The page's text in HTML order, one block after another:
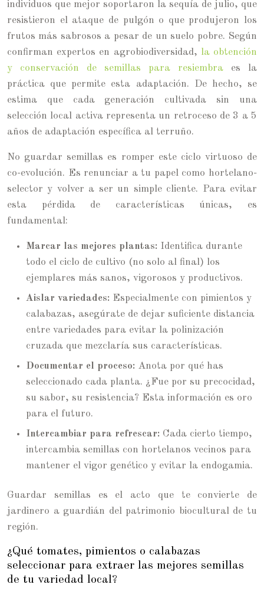
individuos que mejor soportaron la sequía de julio, que
resistieron el ataque de pulgón o que produjeron los
frutos más sabrosos a pesar de un suelo pobre. Según
confirman expertos en agrobiodiversidad, la obtención
y conservación de semillas para resiembra es la
práctica que permite esta adaptación. De hecho, se
estima que cada generación cultivada sin una
selección local activa representa un retroceso de 3 a 5
años de adaptación específica al terruño.
No guardar semillas es romper este ciclo virtuoso de
co-evolución. Es renunciar a tu papel como hortelano-
selector y volver a ser un simple cliente. Para evitar
esta pérdida de características únicas, es
fundamental:
Marcar las mejores plantas: Identifica durante
todo el ciclo de cultivo (no solo al final) los
ejemplares más sanos, vigorosos y productivos.
Aislar variedades: Especialmente con pimientos y
calabazas, asegúrate de dejar suficiente distancia
entre variedades para evitar la polinización
cruzada que mezclaría sus características.
Documentar el proceso: Anota por qué has
seleccionado cada planta. ¿Fue por su precocidad,
su sabor, su resistencia? Esta información es oro
para el futuro.
Intercambiar para refrescar: Cada cierto tiempo,
intercambia semillas con hortelanos vecinos para
mantener el vigor genético y evitar la endogamia.
Guardar semillas es el acto que te convierte de
jardinero a guardián del patrimonio biocultural de tu
región.
¿Qué tomates, pimientos o calabazas
seleccionar para extraer las mejores semillas
de tu variedad local?